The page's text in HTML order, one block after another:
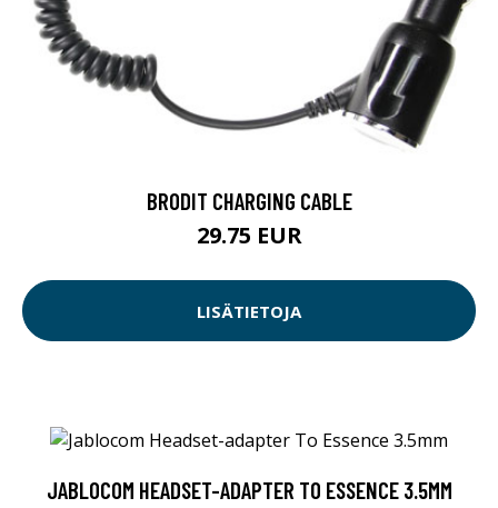
BRODIT CHARGING CABLE
29.75 EUR
LISÄTIETOJA
JABLOCOM HEADSET-ADAPTER TO ESSENCE 3.5MM